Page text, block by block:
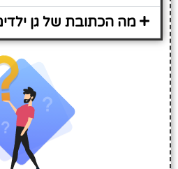
מה הכתובת של גן